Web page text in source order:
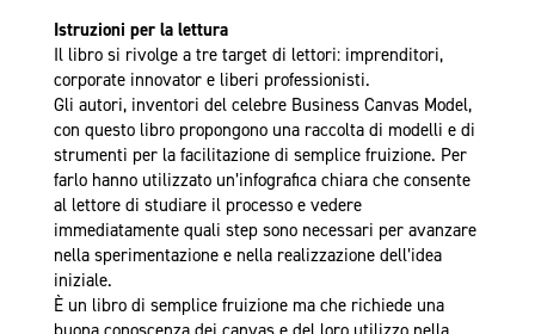
Istruzioni per la lettura
Il libro si rivolge a tre target di lettori: imprenditori,
corporate innovator e liberi professionisti.
Gli autori, inventori del celebre Business Canvas Model,
con questo libro propongono una raccolta di modelli e di
strumenti per la facilitazione di semplice fruizione. Per
farlo hanno utilizzato un’infografica chiara che consente
al lettore di studiare il processo e vedere
immediatamente quali step sono necessari per avanzare
nella sperimentazione e nella realizzazione dell’idea
iniziale.
È un libro di semplice fruizione ma che richiede una